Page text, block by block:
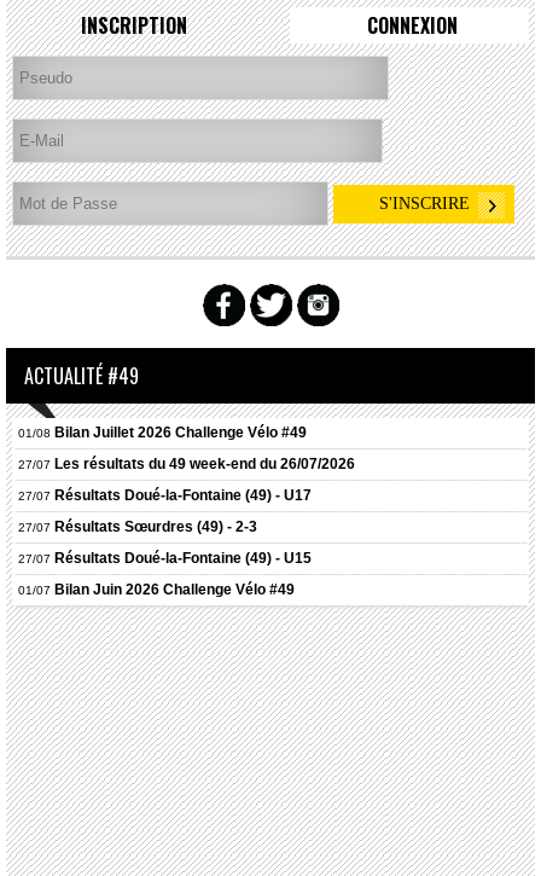
INSCRIPTION CONNEXION
ACTUALITÉ #49
01/08 Bilan Juillet 2026 Challenge Vélo #49
27/07 Les résultats du 49 week-end du 26/07/2026
27/07 Résultats Doué-la-Fontaine (49) - U17
27/07 Résultats Sœurdres (49) - 2-3
27/07 Résultats Doué-la-Fontaine (49) - U15
01/07 Bilan Juin 2026 Challenge Vélo #49